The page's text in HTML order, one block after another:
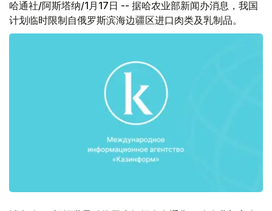
哈通社/阿斯塔纳/1月17日 -- 据哈农业部新闻办消息，我国
计划临时限制自俄罗斯滨海边疆区进口肉类及乳制品。